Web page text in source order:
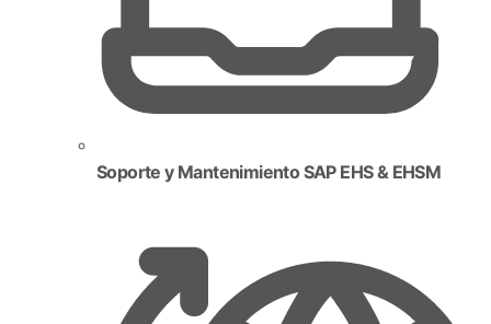
Soporte y Mantenimiento SAP EHS & EHSM